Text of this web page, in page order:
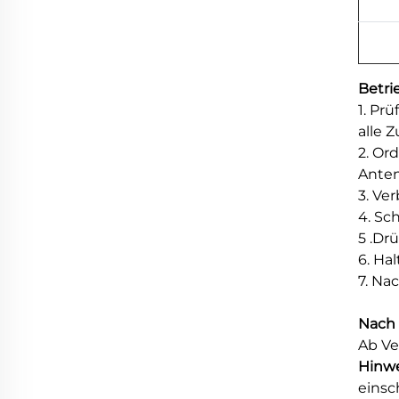
1.
alle
2.
3.
4.
5
6.
7.
Ab